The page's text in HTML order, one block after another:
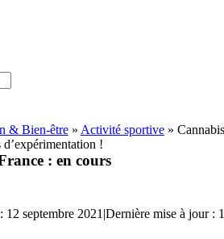
& Bien-être» Activité sportive» Cannabis
!
: en cours
12 septembre 2021 |Dernière mise à jour :